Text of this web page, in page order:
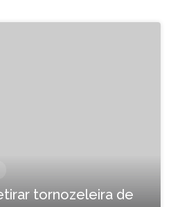
tornozeleira de